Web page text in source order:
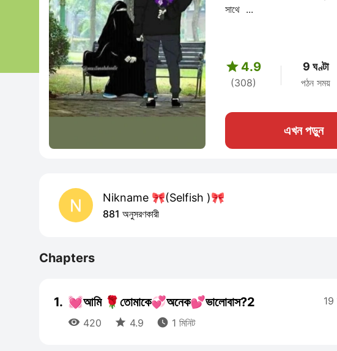
সাথে ...
 4.9
(308)
9 ঘণ্টা
পঠন সময়
এখন পড়ুন
Nikname 🎀(Selfish )🎀
881 অনুসরণকারী
Chapters
1. 💓আমি 🌹তোমাকে💞অনেক💕ভালোবাস?2
 420  4.9  1 মিনিট
19